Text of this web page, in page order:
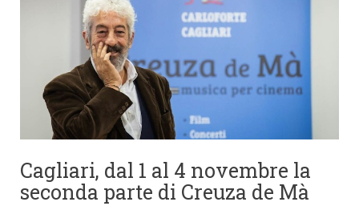
Cagliari, dal 1 al 4 novembre la
seconda parte di Creuza de Mà